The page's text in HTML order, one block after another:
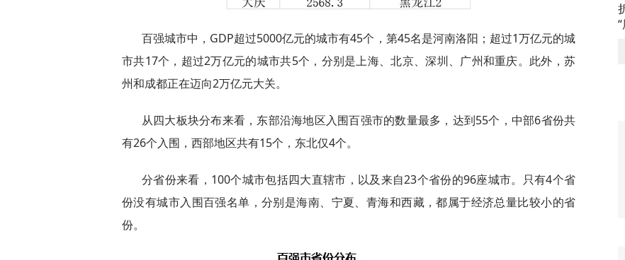
百强城市中，GDP超过5000亿元的城市有45个，第45名是河南洛阳；超过1万亿元的城
市共17个，超过2万亿元的城市共5个，分别是上海、北京、深圳、广州和重庆。此外，苏
州和成都正在迈向2万亿元大关。
从四大板块分布来看，东部沿海地区入围百强市的数量最多，达到55个，中部6省份共
有26个入围，西部地区共有15个，东北仅4个。
分省份来看，100个城市包括四大直辖市，以及来自23个省份的96座城市。只有4个省
份没有城市入围百强名单，分别是海南、宁夏、青海和西藏，都属于经济总量比较小的省
份。